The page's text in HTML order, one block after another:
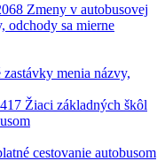
menia názvy,
cestovanie autobusom